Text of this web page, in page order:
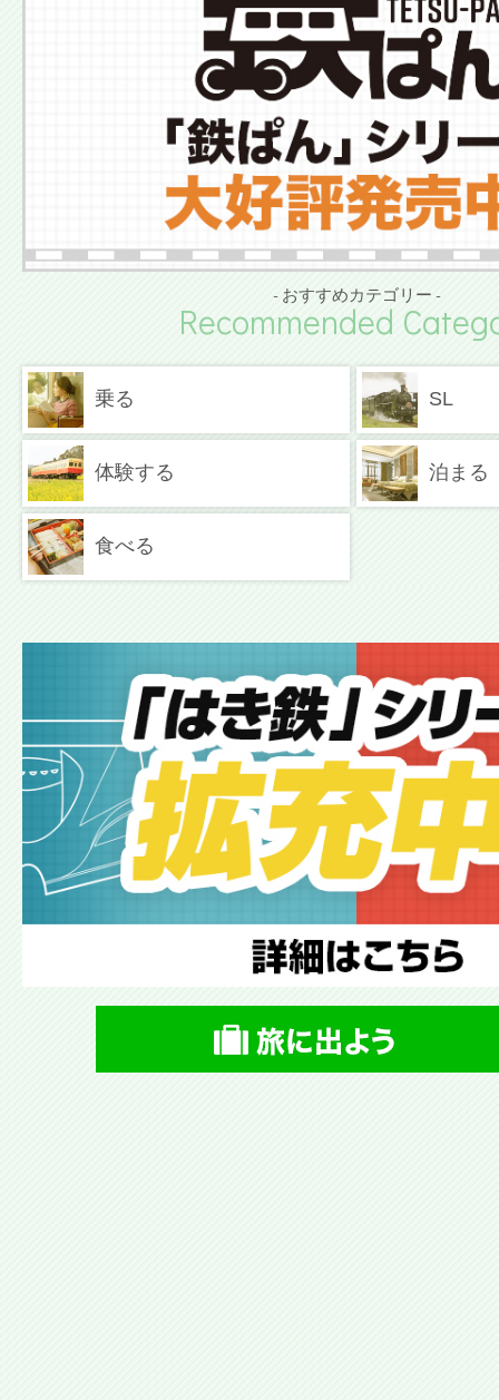
- おすすめカテゴリー -
Recommended
乗る SL
体験する 泊まる
食べる